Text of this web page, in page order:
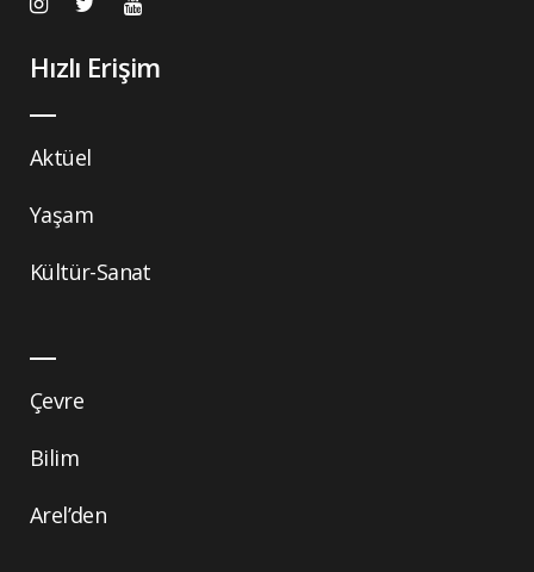
Hızlı Erişim
Aktüel
Yaşam
Kültür-Sanat
Çevre
Bilim
Arel’den